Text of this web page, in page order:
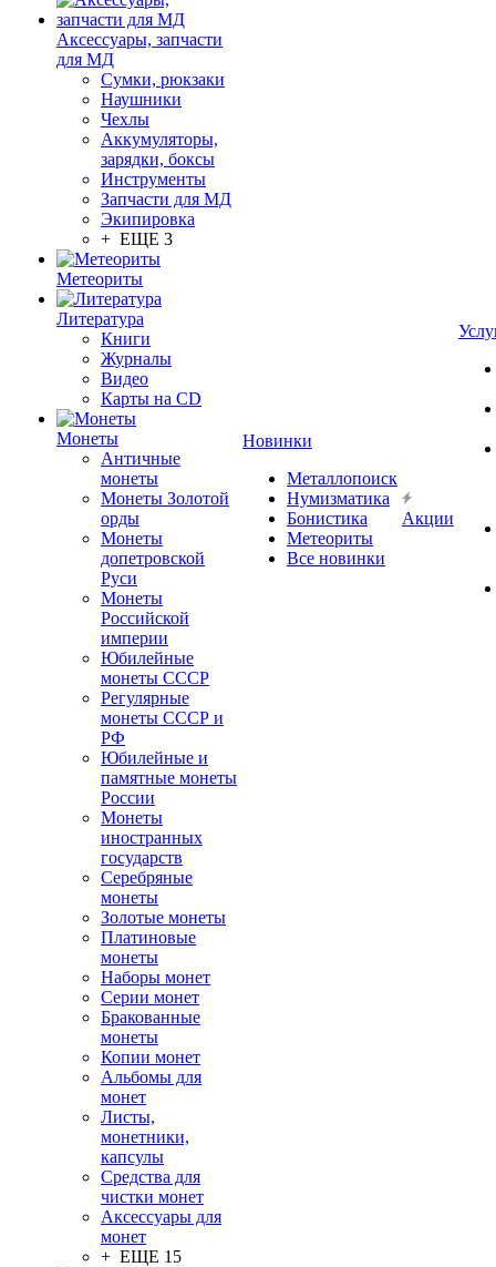
Аксессуары, запчасти
для МД
Сумки, рюкзаки
Наушники
Чехлы
Аккумуляторы,
зарядки, боксы
Инструменты
Запчасти для МД
Экипировка
+ ЕЩЕ 3
Метеориты
Литература
Книги
Журналы
Видео
Карты на CD
Монеты
Античные
монеты
Монеты Золотой
орды
Монеты
допетровской
Руси
Монеты
Российской
империи
Юбилейные
монеты СССР
Регулярные
монеты СССР и
РФ
Юбилейные и
памятные монеты
России
Монеты
иностранных
государств
Серебряные
монеты
Золотые монеты
Платиновые
монеты
Наборы монет
Серии монет
Бракованные
монеты
Копии монет
Альбомы для
монет
Листы,
монетники,
капсулы
Средства для
чистки монет
Аксессуары для
монет
+ ЕЩЕ 15
Новинки
Металлопоиск
Нумизматика
Бонистика
Метеориты
Все новинки
Акции